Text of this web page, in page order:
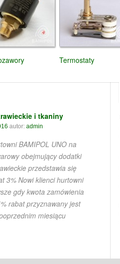
Termostaty
i tkaniny
autor: admin
BAMIPOL UNO na
obejmujący dodatki
przedstawia się
3% Nowi klienci hurtowni
gdy kwota zamówienia
rabat przyznawany jest
miesiącu